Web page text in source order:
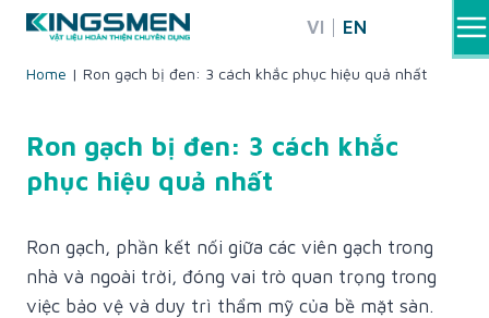
Skip
content
VI EN
Home | Ron gạch bị đen: 3 cách khắc phục hiệu quả nhất
Ron gạch bị đen: 3 cách khắc
phục hiệu quả nhất
Ron gạch, phần kết nối giữa các viên gạch trong
nhà và ngoài trời, đóng vai trò quan trọng trong
việc bảo vệ và duy trì thẩm mỹ của bề mặt sàn.